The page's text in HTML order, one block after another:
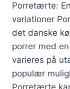
Porretærte:
variationer
det danske
porrer med
varieres på
populær